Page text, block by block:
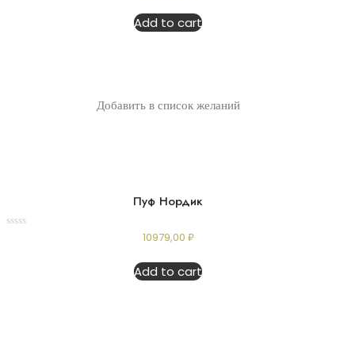
Add to cart
Добавить в список желаний
Пуф Нордик
10979,00 ₽
Add to cart